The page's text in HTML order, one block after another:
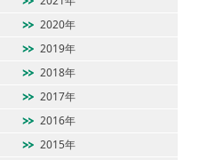
2020年
2019年
2018年
2017年
2016年
2015年